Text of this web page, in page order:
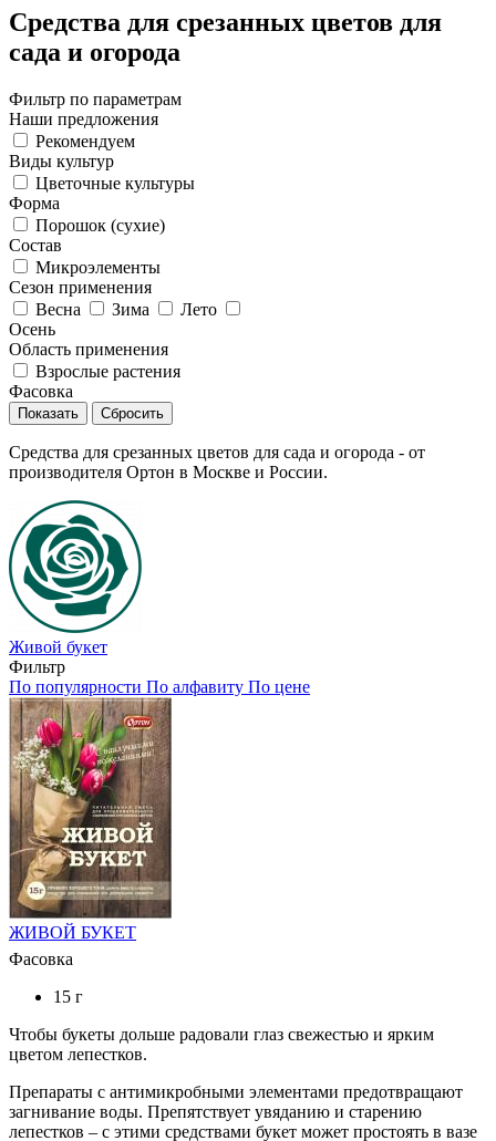
Средства для срезанных цветов для
сада и огорода
Фильтр по параметрам
Наши предложения
Рекомендуем
Виды культур
Цветочные культуры
Форма
Порошок (сухие)
Состав
Микроэлементы
Сезон применения
Весна
Зима
Лето
Осень
Область применения
Взрослые растения
Фасовка
Сбросить
Средства для срезанных цветов для сада и огорода - от
производителя Ортон в Москве и России.
Живой букет
Фильтр
По популярности По алфавиту По цене
ЖИВОЙ БУКЕТ
Фасовка
15 г
Чтобы букеты дольше радовали глаз свежестью и ярким
цветом лепестков.
Препараты с антимикробными элементами предотвращают
загнивание воды. Препятствует увяданию и старению
лепестков – с этими средствами букет может простоять в вазе